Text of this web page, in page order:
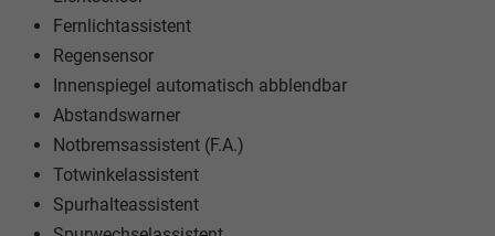
Fernlichtassistent
Regensensor
Innenspiegel automatisch abblendbar
Abstandswarner
Notbremsassistent (F.A.)
Totwinkelassistent
Spurhalteassistent